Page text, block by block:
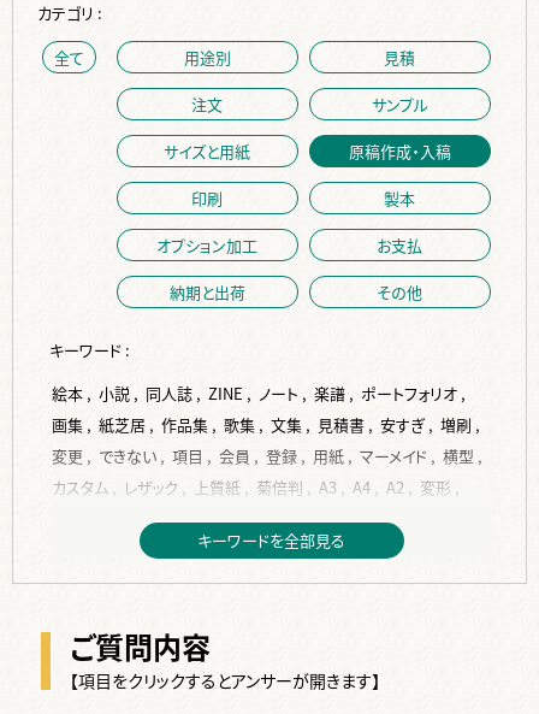
カテゴリ :
全て
用途別 見積
注文 サンプル
サイズと用紙 原稿作成・入稿
印刷 製本
オプション加工 お支払
納期と出荷 その他
キーワード :
絵本 , 小説 , 同人誌 , ZINE , ノート , 楽譜 , ポートフォリオ ,
画集 , 紙芝居 , 作品集 , 歌集 , 文集 , 見積書 , 安すぎ , 増刷 ,
変更 , できない , 項目 , 会員 , 登録 , 用紙 , マーメイド , 横型 ,
カスタム , レザック , 上質紙 , 菊倍判 , A3 , A4 , A2 , 変形 ,
トレーシングペーパー ,B6 ,ISO216 ,
作成 , 入稿 , PDF ,背表紙 ,背幅 ,
計算 ,
Indesign ,フォント ,サイズ ,再入稿 ,単ページ ,データ ,
写真 ,ページ ,テンプレート ,
裏表紙 ,デザイン ,ppi ,換算 ,トンボ , 余白 ,差し替え ,
キーワードを全部見る
ご質問内容
【項目をクリックするとアンサーが開きます】